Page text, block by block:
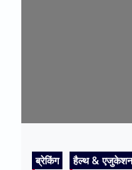
ब्रेकिंग हैल्थ & एजुकेशन